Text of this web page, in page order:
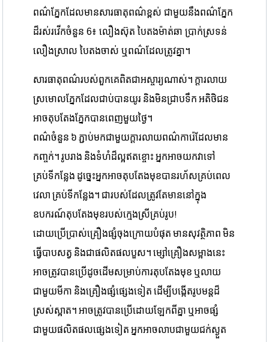
ពណ៌ភ្នែកដែលមានសារធាតុពណ៌ខ្ពស់ ជាមួយនឹងពណ៌ភ្នែក
ដ៏រស់រវើកចំនួន 6៖ លឿងស៊ុត បៃតងម៉ាត់ឆា ប្រាក់ស្រទន់
លឿងស្រាល បៃតងចាស់ ឬពណ៌ដែលត្រូវគ្នា។
សារធាតុពណ៌របស់ពួកគេពិតជាអស្ចារ្យណាស់។ ក្ដារលាយ
ស្រមោលភ្នែកដែលជាប់បានយូរ និងមិនជ្រាបទឹក អតិថិជន
អាចតុបតែងភ្នែកបានពេញមួយថ្ងៃ។
ពណ៌ចំនួន ៦ ភ្ជាប់មកជាមួយក្ដារលាយពណ៌ការ៉េដែលមាន
កញ្ចក់។ រូបរាង និងទំហំដ៏ល្អឥតខ្ចោះ អ្នកអាចយកវាទៅ
គ្រប់ទីកន្លែង ដូច្នេះអ្នកអាចតុបតែងមុខបានរហ័សគ្រប់ពេល
វេលា គ្រប់ទីកន្លែង។ ជារបស់ដែលត្រូវតែមាននៅក្នុង
ឧបករណ៍តុបតែងមុខរបស់ក្មេងស្រីគ្រប់រូប!
ដោយប្រើប្រាស់គ្រឿងផ្សំចុងក្រោយបំផុត មានសុវត្ថិភាព មិន
ធ្វើបាបសត្វ និងជាផលិតផលបួស។ ម្សៅគ្រឿងសម្អាងនេះ
អាចត្រូវបានប្រើដូចដើមសម្រាប់ការតុបតែងមុខ ឬលាយ
ជាមួយមីកា និងគ្រឿងផ្សំផ្សេងទៀត ដើម្បីបង្កើតរូបមន្តដ៏
ស្រស់ស្អាត។ អាចត្រូវបានប្រើដោយឡែកពីគ្នា ឬអាចផ្សំ
ជាមួយផលិតផលផ្សេងទៀត អ្នកអាចលាបជាមួយជក់ស្ងួត